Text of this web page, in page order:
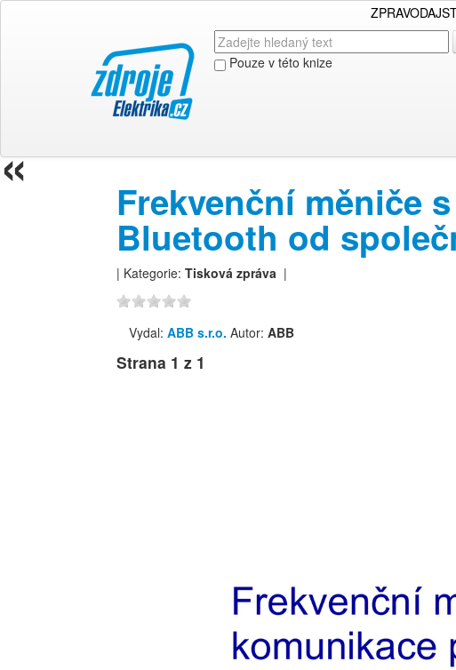
Pouze v této knize
Frekvenční měniče
Bluetooth od
| Kategorie: Tisková zpráva|
Vydal: ABB s.r.o. Autor: ABB
Strana 1 z 1
«